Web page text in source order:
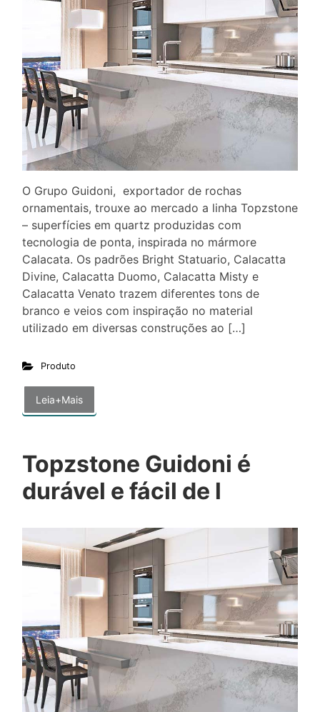
O Grupo Guidoni, exportador de rochas
ornamentais, trouxe ao mercado a linha Topzstone
– superfícies em quartz produzidas com
tecnologia de ponta, inspirada no mármore
Calacata. Os padrões Bright Statuario, Calacatta
Divine, Calacatta Duomo, Calacatta Misty e
Calacatta Venato trazem diferentes tons de
branco e veios com inspiração no material
utilizado em diversas construções ao […]
Produto
Leia+Mais
Topzstone Guidoni é
durável e fácil de l